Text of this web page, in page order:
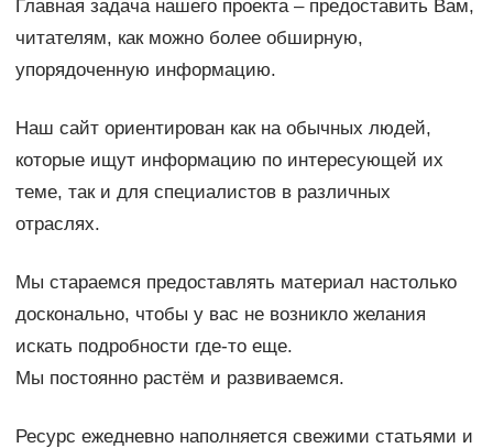
Главная задача нашего проекта – предоставить Вам,
читателям, как можно более обширную,
упорядоченную информацию.
Наш сайт ориентирован как на обычных людей,
которые ищут информацию по интересующей их
теме, так и для специалистов в различных
отраслях.
Мы стараемся предоставлять материал настолько
досконально, чтобы у вас не возникло желания
искать подробности где-то еще.
Мы постоянно растём и развиваемся.
Ресурс ежедневно наполняется свежими статьями и